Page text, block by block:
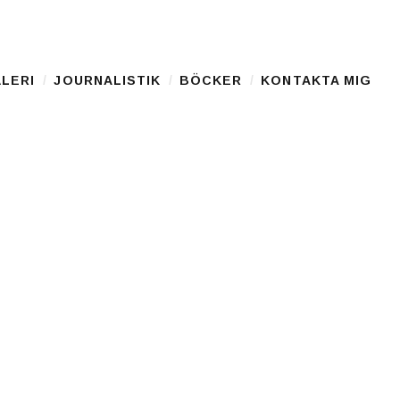
JOURNALISTIK BÖCKER KONTAKTA MIG